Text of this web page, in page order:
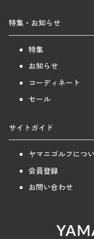
特集・お知らせ
特集
お知らせ
コーディネート
セール
サイトガイド
ヤマニゴルフにつ
会員登録
お問い合わせ